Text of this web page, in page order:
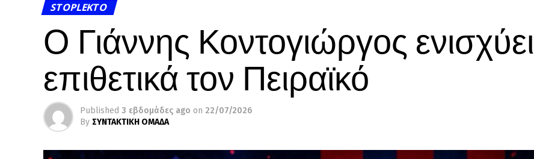
STOPLEKTO
Ο Γιάννης Κοντογιώργος ενισχύει
επιθετικά τον Πειραϊκό
Published 3 εβδομάδες ago on 22/07/2026
By ΣΥΝΤΑΚΤΙΚΗ ΟΜΑΔΑ